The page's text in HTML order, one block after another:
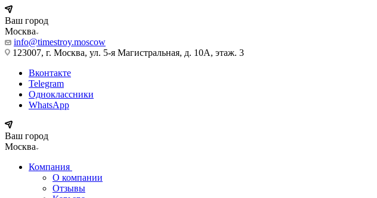
Ваш город
Москва
info@timestroy.moscow
123007, г. Москва, ул. 5-я Магистральная, д. 10А, этаж. 3
Вконтакте
Telegram
Одноклассники
WhatsApp
Ваш город
Москва
Компания
О компании
Отзывы